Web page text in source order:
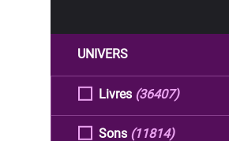
UNIVERS
Livres (36407)
Sons (11814)